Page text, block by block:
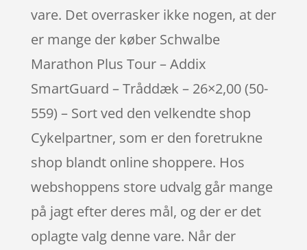
vare. Det overrasker ikke nogen, at der
er mange der køber Schwalbe
Marathon Plus Tour – Addix
SmartGuard – Tråddæk – 26×2,00 (50-
559) – Sort ved den velkendte shop
Cykelpartner, som er den foretrukne
shop blandt online shoppere. Hos
webshoppens store udvalg går mange
på jagt efter deres mål, og der er det
oplagte valg denne vare. Når der